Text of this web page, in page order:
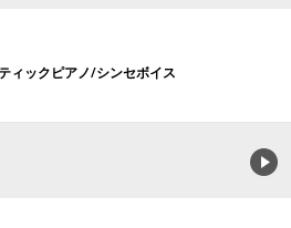
ィックピアノ/シンセボイス